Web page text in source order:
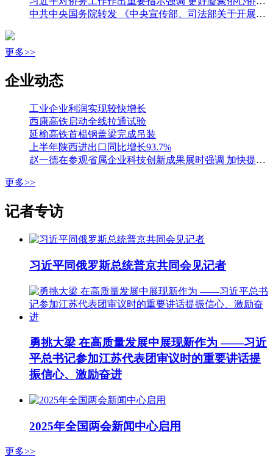
中共中央国务院转发 《中央宣传部、司法部关于开展法治宣传教育的第九个五年规划（二〇二六—二〇三〇年）》
更多>>
企业动态
工业企业利润实现较快增长
西康高铁启动全线拉通试验
延榆高铁首榀钢盖梁完成吊装
上半年陕西进出口同比增长93.7%
赵一德在参观省属企业科技创新成果展时强调 加快提升国有企业创新能力 为科技强省建设贡献更大力量 邢善萍参加
更多>>
记者专访
习近平同俄罗斯总统普京共同会见记者
勇挑大梁 在高质量发展中展现新作为 ——习近
平总书记参加江苏代表团审议时的重要讲话提
振信心、激励奋进
2025年全国两会新闻中心启用
更多>>